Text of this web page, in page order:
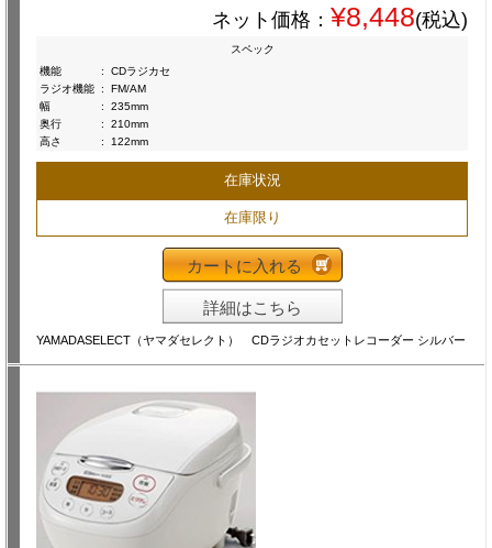
ネット価格： ¥8,448(税込)
スペック
機能
:
CDラジカセ
ラジオ機能 :
FM/AM
幅
:
235mm
奥行
:
210mm
高さ
: 122mm
在庫状況
在庫限り
カートに入れる
詳細はこちら
YAMADASELECT（ヤマダセレクト） CDラジオカセットレコーダー シルバー